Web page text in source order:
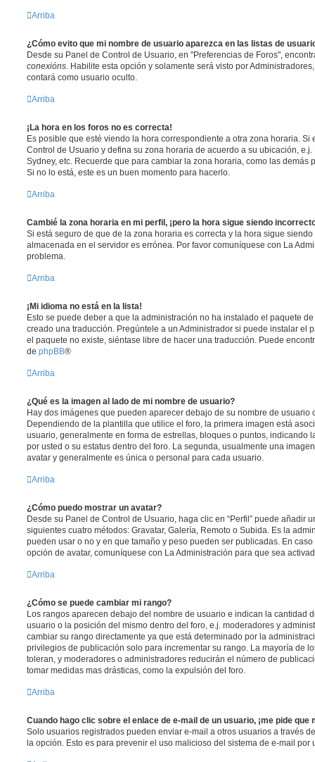
Arriba
¿Cómo evito que mi nombre de usuario aparezca en las listas de
Desde su Panel de Control de Usuario, en "Preferencias de Foros",
conexións. Habilite esta opción y solamente será visto por
contará como usuario oculto.
Arriba
¡La hora en los foros no es correcta!
Es posible que esté viendo la hora correspondiente a otra zona horaria. Si
Control de Usuario y defina su zona horaria de acuerdo a su ubicación, e.j.
Sydney, etc. Recuerde que para cambiar la zona horaria, como las demás
Si no lo está, este es un buen momento para hacerlo.
Arriba
Cambié la zona horaria en mi perfil, ¡pero la hora sigue siendo
Si está seguro de que de la zona horaria es correcta y la hora sigue
almacenada en el servidor es errónea. Por favor comuníquese con La
problema.
Arriba
¡Mi idioma no está en la lista!
Esto se puede deber a que la administración no ha instalado el paquete
creado una traducción. Pregúntele a un Administrador si puede instalar el
el paquete no existe, siéntase libre de hacer una traducción. Puede
de phpBB®
Arriba
¿Qué es la imagen al lado de mi nombre de usuario?
Hay dos imágenes que pueden aparecer debajo de su nombre de usuario
Dependiendo de la plantilla que utilice el foro, la primera imagen está
usuario, generalmente en forma de estrellas, bloques o puntos, indicando
por usted o su estatus dentro del foro. La segunda, usualmente una
avatar y generalmente es única o personal para cada usuario.
Arriba
¿Cómo puedo mostrar un avatar?
Desde su Panel de Control de Usuario, haga clic en “Perfil” puede añadir
siguientes cuatro métodos: Gravatar, Galería, Remoto o Subida. Es la
pueden usar o no y en que tamaño y peso pueden ser publicadas. En
opción de avatar, comuníquese con La Administración para que sea
Arriba
¿Cómo se puede cambiar mi rango?
Los rangos aparecen debajo del nombre de usuario e indican la cantidad
usuario o la posición del mismo dentro del foro, e.j. moderadores y
cambiar su rango directamente ya que está determinado por la
privilegios de publicación solo para incrementar su rango. La mayoría de
toleran, y moderadores o administradores reducirán el número de
tomar medidas mas drásticas, como la expulsión del foro.
Arriba
Cuando hago clic sobre el enlace de e-mail de un usuario, ¡me pide que
Solo usuarios registrados pueden enviar e-mail a otros usuarios a través
la opción. Esto es para prevenir el uso malicioso del sistema de e-mail por